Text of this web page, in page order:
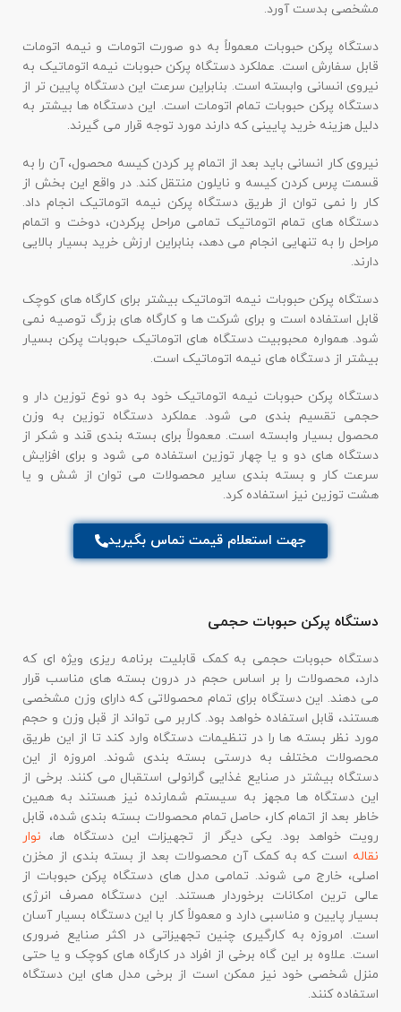
مشخصی بدست آورد.
دستگاه پرکن حبوبات معمولاً به دو صورت اتومات و نیمه اتومات
قابل سفارش است. عملکرد دستگاه پرکن حبوبات نیمه اتوماتیک به
نیروی انسانی وابسته است. بنابراین سرعت این دستگاه پایین تر از
دستگاه پرکن حبوبات تمام اتومات است. این دستگاه ها بیشتر به
دلیل هزینه خرید پایینی که دارند مورد توجه قرار می گیرند.
نیروی کار انسانی باید بعد از اتمام پر کردن کیسه محصول، آن را به
قسمت پرس کردن کیسه و نایلون منتقل کند. در واقع این بخش از
کار را نمی توان از طریق دستگاه پرکن نیمه اتوماتیک انجام داد.
دستگاه های تمام اتوماتیک تمامی مراحل پرکردن، دوخت و اتمام
مراحل را به تنهایی انجام می دهد، بنابراین ارزش خرید بسیار بالایی
دارند.
دستگاه پرکن حبوبات نیمه اتوماتیک بیشتر برای کارگاه های کوچک
قابل استفاده است و برای شرکت ها و کارگاه های بزرگ توصیه نمی
شود. همواره محبوبیت دستگاه های اتوماتیک حبوبات پرکن بسیار
بیشتر از دستگاه های نیمه اتوماتیک است.
دستگاه پرکن حبوبات نیمه اتوماتیک خود به دو نوع توزین دار و
حجمی تقسیم بندی می شود. عملکرد دستگاه توزین به وزن
محصول بسیار وابسته است. معمولاً برای بسته بندی قند و شکر از
دستگاه های دو و یا چهار توزین استفاده می شود و برای افزایش
سرعت کار و بسته بندی سایر محصولات می توان از شش و یا
هشت توزین نیز استفاده کرد.
جهت استعلام قیمت تماس بگیرید
دستگاه پرکن حبوبات حجمی
دستگاه حبوبات حجمی به کمک قابلیت برنامه ریزی ویژه ای که
دارد، محصولات را بر اساس حجم در درون بسته های مناسب قرار
می دهند. این دستگاه برای تمام محصولاتی که دارای وزن مشخصی
هستند، قابل استفاده خواهد بود. کاربر می تواند از قبل وزن و حجم
مورد نظر بسته ها را در تنظیمات دستگاه وارد کند تا از این طریق
محصولات مختلف به درستی بسته بندی شوند. امروزه از این
دستگاه بیشتر در صنایع غذایی گرانولی استقبال می کنند. برخی از
این دستگاه ها مجهز به سیستم شمارنده نیز هستند به همین
خاطر بعد از اتمام کار، حاصل تمام محصولات بسته بندی شده، قابل
رویت خواهد بود. یکی دیگر از تجهیزات این دستگاه ها، نوار
نقاله است که به کمک آن محصولات بعد از بسته بندی از مخزن
اصلی، خارج می شوند. تمامی مدل های دستگاه پرکن حبوبات از
عالی ترین امکانات برخوردار هستند. این دستگاه مصرف انرژی
بسیار پایین و مناسبی دارد و معمولاً کار با این دستگاه بسیار آسان
است. امروزه به کارگیری چنین تجهیزاتی در اکثر صنایع ضروری
است. علاوه بر این گاه برخی از افراد در کارگاه های کوچک و یا حتی
منزل شخصی خود نیز ممکن است از برخی مدل های این دستگاه
استفاده کنند.